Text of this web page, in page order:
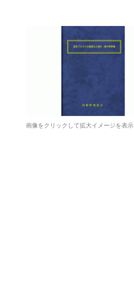
画像をクリックして拡大イメージを表示